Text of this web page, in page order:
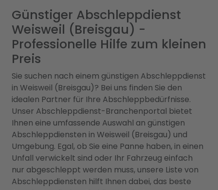
Günstiger Abschleppdienst
Weisweil (Breisgau) -
Professionelle Hilfe zum kleinen
Preis
Sie suchen nach einem günstigen Abschleppdienst
in Weisweil (Breisgau)? Bei uns finden Sie den
idealen Partner für Ihre Abschleppbedürfnisse.
Unser Abschleppdienst-Branchenportal bietet
Ihnen eine umfassende Auswahl an günstigen
Abschleppdiensten in Weisweil (Breisgau) und
Umgebung. Egal, ob Sie eine Panne haben, in einen
Unfall verwickelt sind oder Ihr Fahrzeug einfach
nur abgeschleppt werden muss, unsere Liste von
Abschleppdiensten hilft Ihnen dabei, das beste